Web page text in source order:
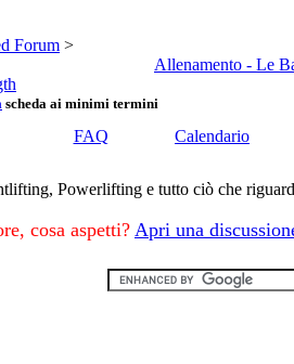
Forum >
Allenamento - Le
scheda ai minimi termini
FAQ Calendario
Powerlifting e tutto ciò che
cosa aspetti? Apri una